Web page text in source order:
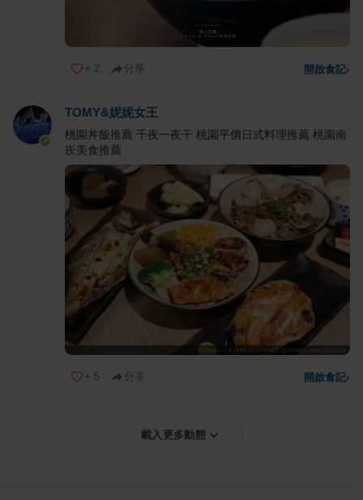
+ 2 分享 開啟食記›
TOMY&妮妮女王
桃園丼飯推薦 千夜一夜干 桃園平價日式料理推薦 桃園南
崁美食推薦
+ 5 分享 開啟食記›
載入更多動態